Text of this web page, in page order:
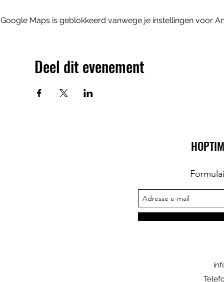
Google Maps is geblokkeerd vanwege je instellingen voor
Deel dit evenement